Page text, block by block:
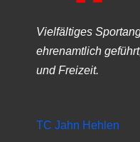
Vielfältiges
ehrenamtlich
und Freizeit.
TC Jahn Hehlen